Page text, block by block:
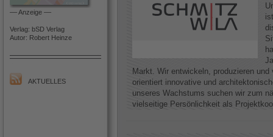
–– Anzeige ––
Verlag: bSD Verlag
Autor: Robert Heinze
AKTUELLES
Markt. Wir entwickeln, produzieren
orientiert innovative und
unseres Wachstums suchen wir zum
vielseitige Persönlichkeit als